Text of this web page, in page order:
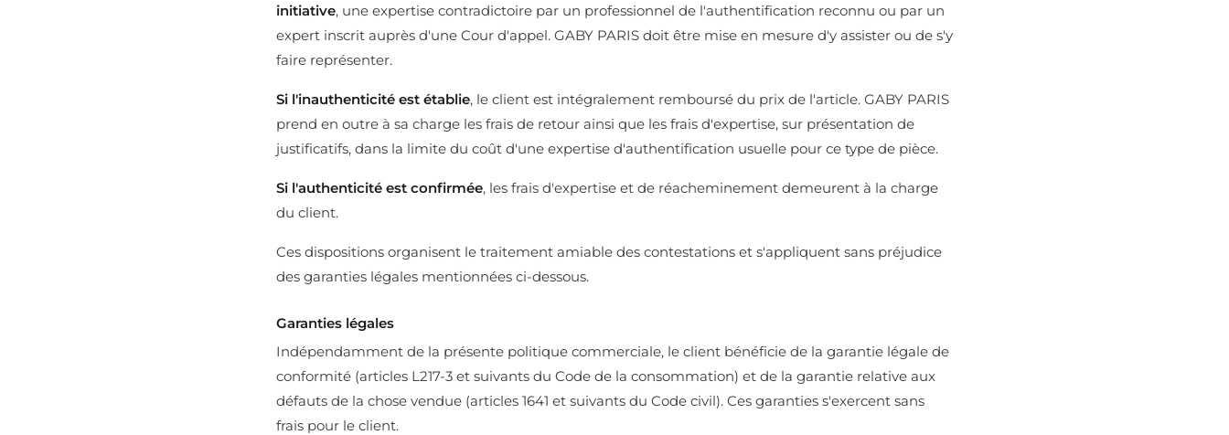
initiative, une expertise contradictoire par un professionnel de l'authentification reconnu ou par un
expert inscrit auprès d'une Cour d'appel. GABY PARIS doit être mise en mesure d'y assister ou de s'y
faire représenter.
Si l'inauthenticité est établie, le client est intégralement remboursé du prix de l'article. GABY PARIS
prend en outre à sa charge les frais de retour ainsi que les frais d'expertise, sur présentation de
justificatifs, dans la limite du coût d'une expertise d'authentification usuelle pour ce type de pièce.
Si l'authenticité est confirmée, les frais d'expertise et de réacheminement demeurent à la charge
du client.
Ces dispositions organisent le traitement amiable des contestations et s'appliquent sans préjudice
des garanties légales mentionnées ci-dessous.
Garanties légales
Indépendamment de la présente politique commerciale, le client bénéficie de la garantie légale de
conformité (articles L217-3 et suivants du Code de la consommation) et de la garantie relative aux
défauts de la chose vendue (articles 1641 et suivants du Code civil). Ces garanties s'exercent sans
frais pour le client.